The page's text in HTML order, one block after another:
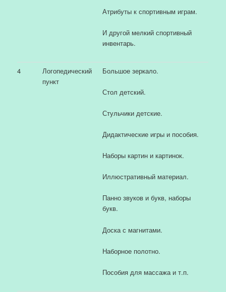
Атрибуты к спортивным играм.
И другой мелкий спортивный
инвентарь.
4
Логопедический
пункт
Большое зеркало.
Стол детский.
Стульчики детские.
Дидактические игры и пособия.
Наборы картин и картинок.
Иллюстративный материал.
Панно звуков и букв, наборы
букв.
Доска с магнитами.
Наборное полотно.
Пособия для массажа и т.п.